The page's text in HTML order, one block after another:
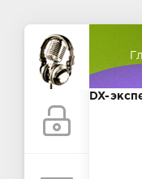
DX-